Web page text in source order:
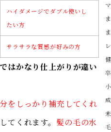
ハイダメージでダブル使いし
たい方
サラサラな質感が好みの方
はかなり仕上がりが違い
をしっかり補充してくれ
てくれます。 髪の毛の水